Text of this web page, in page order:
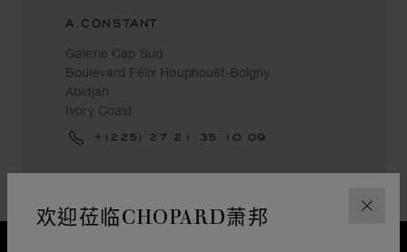
关闭
欢迎莅临CHOPARD萧邦
A.CONSTANT
Galerie Cap Sud
Boulevard Félix Houphouët-Boigny
Abidjan
Ivory Coast
+(225) 27 21 35 10 09